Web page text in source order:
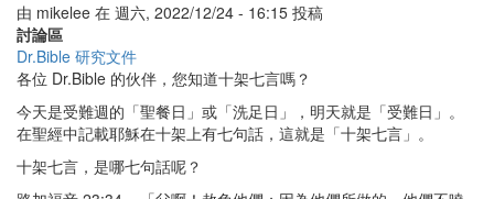
由 mikelee 在 週六, 2022/12/24 - 16:15 投稿
討論區
Dr.Bible 研究文件
各位 Dr.Bible 的伙伴，您知道十架七言嗎？
今天是受難週的「聖餐日」或「洗足日」，明天就是「受難日」。
在聖經中記載耶穌在十架上有七句話，這就是「十架七言」。
十架七言，是哪七句話呢？